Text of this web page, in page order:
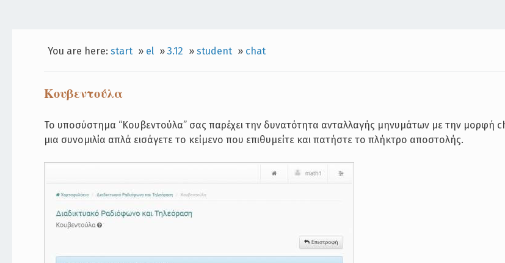
You are here: start » el » 3.12 » student » chat
Κουβεντούλα
Το υποσύστημα “Κουβεντούλα” σας παρέχει την δυνατότητα ανταλλαγής μηνυμάτων με την μορφή
μια συνομιλία απλά εισάγετε το κείμενο που επιθυμείτε και πατήστε το πλήκτρο αποστολής.